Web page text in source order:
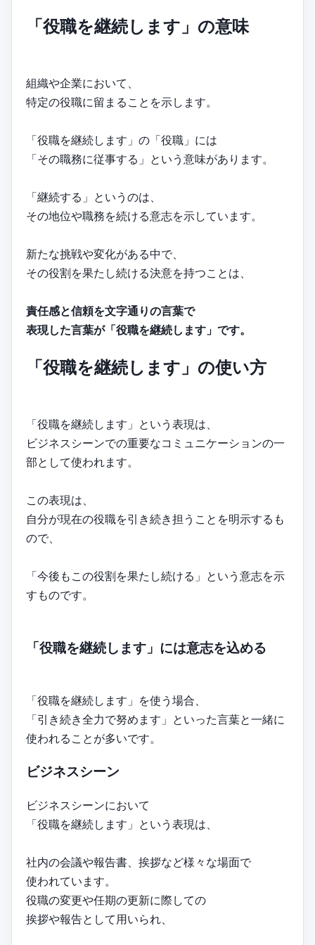
「役職を継続します」の意味
組織や企業において、
特定の役職に留まることを示します。
「役職を継続します」の「役職」には
「その職務に従事する」という意味があります。
「継続する」というのは、
その地位や職務を続ける意志を示しています。
新たな挑戦や変化がある中で、
その役割を果たし続ける決意を持つことは、
責任感と信頼を文字通りの言葉で
表現した言葉が「役職を継続します」です。
「役職を継続します」の使い方
「役職を継続します」という表現は、
ビジネスシーンでの重要なコミュニケーションの一
部として使われます。
この表現は、
自分が現在の役職を引き続き担うことを明示するも
ので、
「今後もこの役割を果たし続ける」という意志を示
すものです。
「役職を継続します」には意志を込める
「役職を継続します」を使う場合、
「引き続き全力で努めます」といった言葉と一緒に
使われることが多いです。
ビジネスシーン
ビジネスシーンにおいて
「役職を継続します」という表現は、
社内の会議や報告書、挨拶など様々な場面で
使われています。
役職の変更や任期の更新に際しての
挨拶や報告として用いられ、